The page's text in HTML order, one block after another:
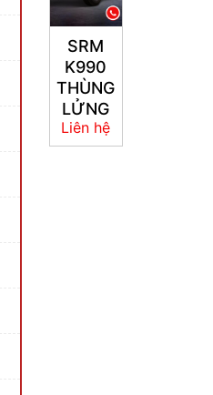
SRM
K990
THÙNG
LỬNG
Liên hệ